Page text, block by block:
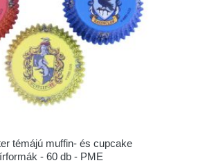
témájú muffin- és cupcake
- 60 db - PME